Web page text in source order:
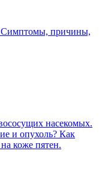
Симптомы, причины,
насекомых.
и опухоль? Как
коже пятен.